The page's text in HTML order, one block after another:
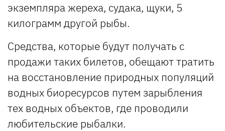
экземпляра жереха, судака, щуки, 5
килограмм другой рыбы.
Средства, которые будут получать с
продажи таких билетов, обещают тратить
на восстановление природных популяций
водных биоресурсов путем зарыбления
тех водных объектов, где проводили
любительские рыбалки.